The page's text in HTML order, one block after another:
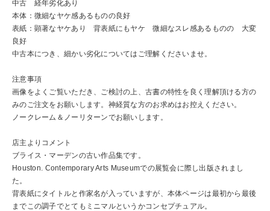
中古 経年劣化あり
本体：微細なヤケ感あるものの良好
表紙：顕著なヤケあり 背表紙にもヤケ 微細なスレ感あるものの 大変
良好
中古本につき、細かい劣化についてはご理解くださいませ。
注意事項
画像をよくご覧いただき、ご検討の上、古書の特性を良く理解頂ける方の
みのご注文をお願いします。神経質な方のお求めはお控えください。
ノークレーム＆ノーリターンでお願いします。
店主よりコメント
ブライス・マーデンの古い作品集です。
Houston. Contemporary Arts Museumでの展覧会に際し出版されまし
た。
背表紙にタイトルと作家名が入っていますが、本体ページは最初から最後
までこの調子でとてもミニマルというかコンセプチュアル。